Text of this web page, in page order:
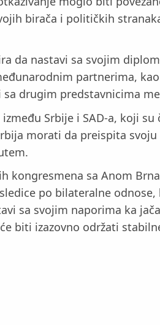
birača i političkih
da nastavi sa svojim
partnerima,
drugim predstavnicima
Srbije i SAD-a, koji
morati da preispita
kongresmena sa Anom
po bilateralne
sa svojim naporima ka
biti izazovno održati